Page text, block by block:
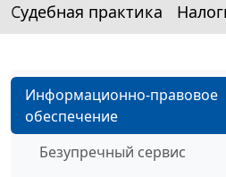
Судебная практика
Информационно-правовое
обеспечение
Безупречный сервис